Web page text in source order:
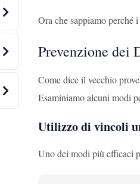
Ora che sappiamo perché
Prevenzione dei
Come dice il vecchio
Esaminiamo alcuni modi
Utilizzo di vincoli
Uno dei modi più efficaci